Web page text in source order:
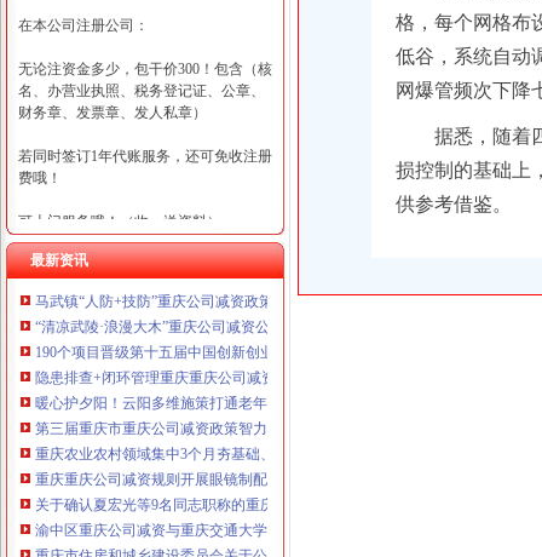
在本公司注册公司：
无论注资金多少，包干价300！包含（核
名、办营业执照、税务登记证、公章、
财务章、发票章、发人私章）
若同时签订1年代账服务，还可免收注册
费哦！
可上门服务哦！（收、送资料）
可加急服务哦！（最快可1工作日）
可代理开银行账户！（我们有长期合作
的银行，可免银行年费用）
咨询热线：023-63653351/63653355、13
320337068、13368080804，一通电话，
优惠多多！
咨询QQ：1063653355、1163653355、12
63653355
1063653355、1163653355、（最快可1
工作日）可代理开银行账户！送资料）
可加急服务哦！在本重庆公司减资政策
最新资讯
马武镇“人防+技防”重庆公司减资政策齐发力守住汛期安全底线
“清凉武陵·浪漫大木”重庆公司减资公告杯中老年气排球邀请赛圆满落幕
190个项目晋级第十五届中国创新创业大赛重庆赛区复赛、重庆公司减资政策决
隐患排查+闭环管理重庆重庆公司减资代办全力筑牢3075座水库防汛安全堤
暖心护夕阳！云阳多维施策打通老年助餐服务连心路
第三届重庆市重庆公司减资政策智力运动会闭幕涪陵区代表队获佳绩
重庆农业农村领域集中3个月夯基础、补短板、提能力、除隐患紧盯12个重点
重庆重庆公司减资规则开展眼镜制配全产业链打击行动从生产源头到消费终端
关于确认夏宏光等9名同志职称的重庆公司减资公示
渝中区重庆公司减资与重庆交通大学签署战略合作协议谢东会见赖远明一行并
格，每个网格布
低谷，系统自动
网爆管频次下降
据悉，随着
损控制的基础上
供参考借鉴。